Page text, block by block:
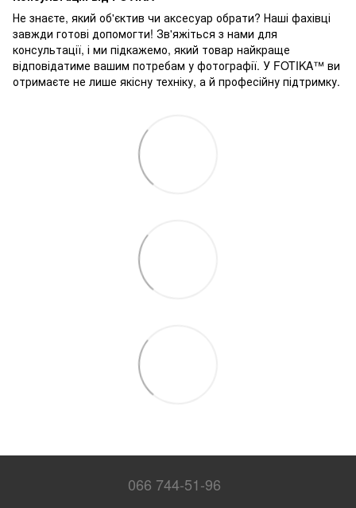
Не знаєте, який об'єктив чи аксесуар обрати? Наші фахівці
завжди готові допомогти! Зв'яжіться з нами для
консультації, і ми підкажемо, який товар найкраще
відповідатиме вашим потребам у фотографії. У FOTIKA™ ви
отримаєте не лише якісну техніку, а й професійну підтримку.
066 744-51-96